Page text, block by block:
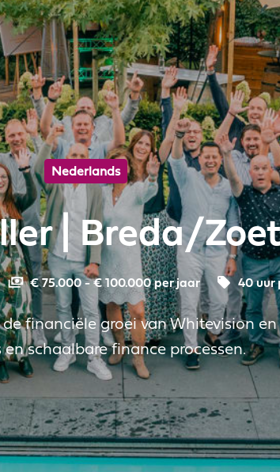
Nederlands
| Breda/
€ 75.000 - € 100.000 per jaar 40 uur
financiële groei van Whitevision
schaalbare finance processen.